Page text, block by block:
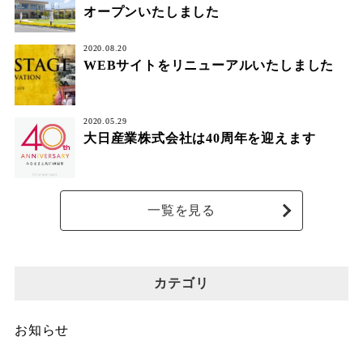
オープンいたしました
2020.08.20
WEBサイトをリニューアルいたしました
2020.05.29
大日産業株式会社は40周年を迎えます
一覧を見る
カテゴリ
お知らせ